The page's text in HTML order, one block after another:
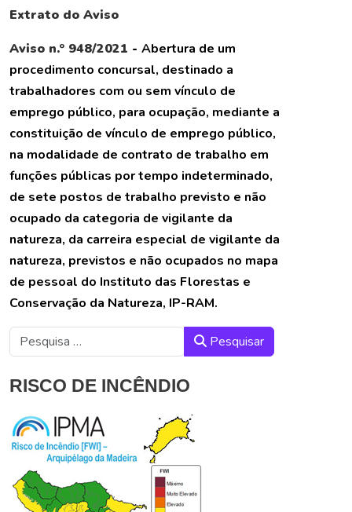
Extrato do Aviso
Aviso n.º 948/2021 - Abertura de um
procedimento concursal, destinado a
trabalhadores com ou sem vínculo de
emprego público, para ocupação, mediante a
constituição de vínculo de emprego público,
na modalidade de contrato de trabalho em
funções públicas por tempo indeterminado,
de sete postos de trabalho previsto e não
ocupado da categoria de vigilante da
natureza, da carreira especial de vigilante da
natureza, previstos e não ocupados no mapa
de pessoal do Instituto das Florestas e
Conservação da Natureza, IP-RAM.
Pesquisar
Pesquisar
RISCO DE INCÊNDIO